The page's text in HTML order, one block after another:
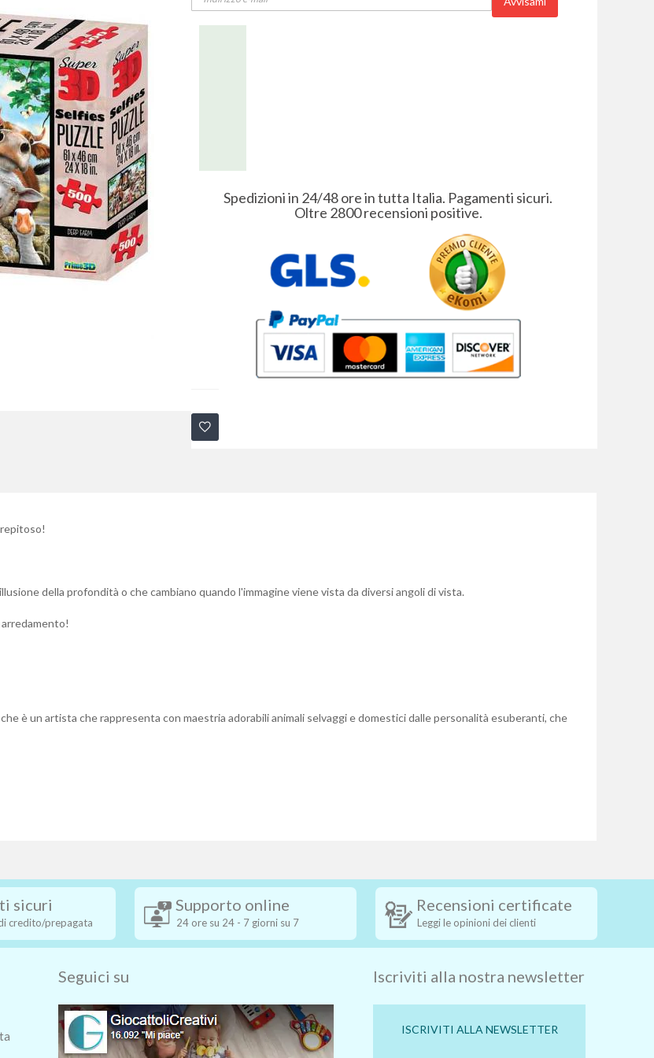
Spedizioni in 24/48 ore in tutta Italia. Pagamenti sicuri.
Oltre 2800 recensioni positive.
della profondità o che cambiano quando l'immagine viene vista da diversi angoli di vista.
è un artista che rappresenta con maestria adorabili animali selvaggi e domestici dalle personalità esuberanti, che
sicuri
credito/prepagata
Supporto online
24 ore su 24 - 7 giorni su 7
Recensioni certificate
Leggi le opinioni dei clienti
Seguici su Iscriviti alla nostra newsletter
ISCRIVITI ALLA NEWSLETTER